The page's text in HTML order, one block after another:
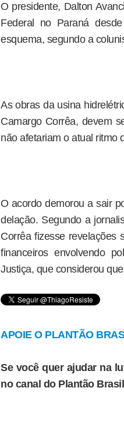
O presidente, Dalton
Federal no Paraná
esquema, segundo a
As obras da usina
Camargo Corrêa, devem
não afetariam o atual ritmo
O acordo demorou a sair
delação. Segundo a
Corrêa fizesse revelações
financeiros envolvendo
Justiça, que considerou
APOIE O PLANTÃO
Se você quer ajudar na
no canal do Plantão